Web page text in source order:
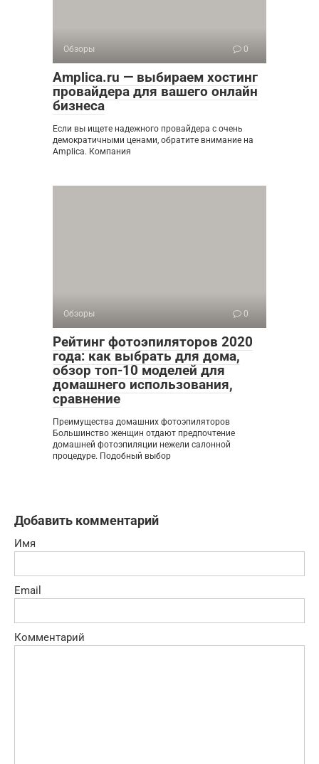
Обзоры 0
Amplica.ru — выбираем хостинг
провайдера для вашего онлайн
бизнеса
Если вы ищете надежного провайдера с очень
демократичными ценами, обратите внимание на
Amplica. Компания
Обзоры 0
Рейтинг фотоэпиляторов 2020
года: как выбрать для дома,
обзор топ-10 моделей для
домашнего использования,
сравнение
Преимущества домашних фотоэпиляторов
Большинство женщин отдают предпочтение
домашней фотоэпиляции нежели салонной
процедуре. Подобный выбор
Добавить комментарий
Имя
Email
Комментарий